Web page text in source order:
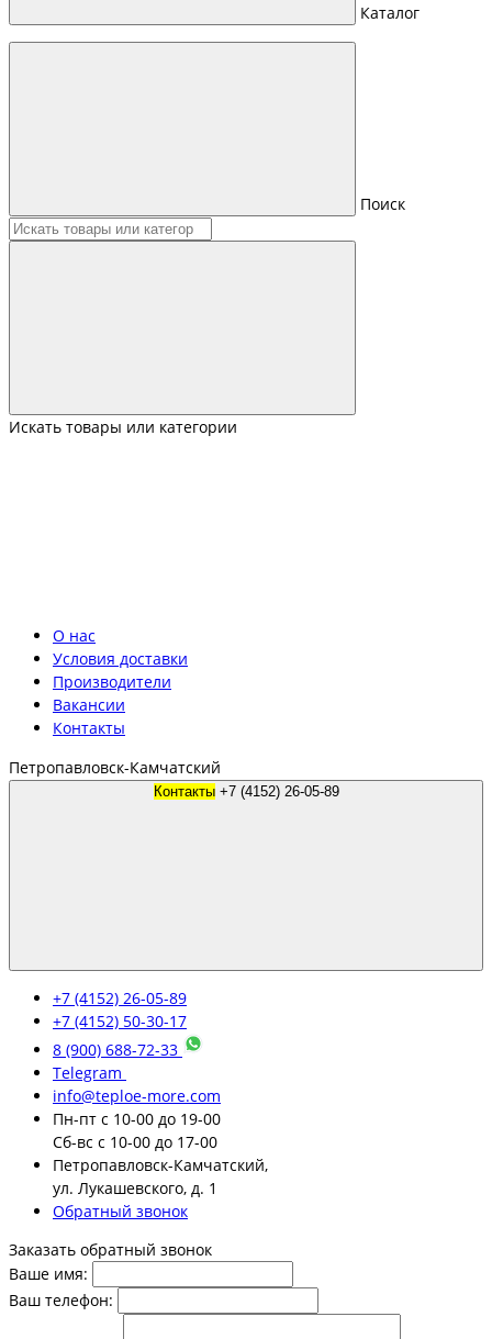
Каталог
Поиск
Искать товары или категории
О нас
Условия доставки
Производители
Вакансии
Контакты
Петропавловск-Камчатский
Контакты +7 (4152) 26-05-89
+7 (4152) 26-05-89
+7 (4152) 50-30-17
8 (900) 688-72-33
Telegram
info@teploe-more.com
Пн-пт с 10-00 до 19-00
Сб-вс с 10-00 до 17-00
Петропавловск-Камчатский,
ул. Лукашевского, д. 1
Обратный звонок
Заказать обратный звонок
Ваше имя:
Ваш телефон: